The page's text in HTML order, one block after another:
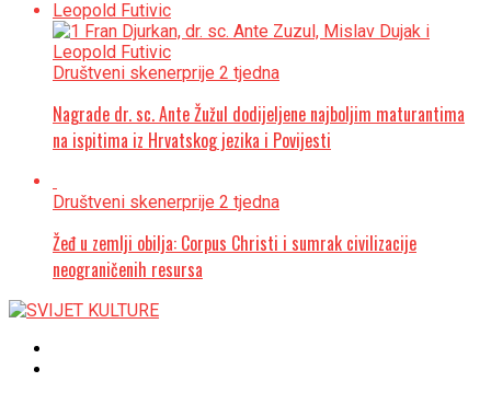
Društveni skenerprije 2 tjedna
Nagrade dr. sc. Ante Žužul dodijeljene najboljim maturantima
na ispitima iz Hrvatskog jezika i Povijesti
Društveni skenerprije 2 tjedna
Žeđ u zemlji obilja: Corpus Christi i sumrak civilizacije
neograničenih resursa